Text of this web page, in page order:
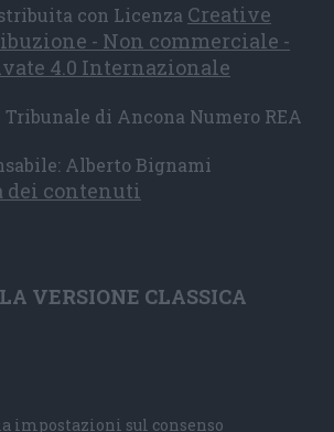
con Licenza Creative
- Non commerciale -
4.0 Internazionale
di Ancona Numero REA
Alberto Bignami
dei contenuti
VERSIONE CLASSICA
impostazioni sul consenso